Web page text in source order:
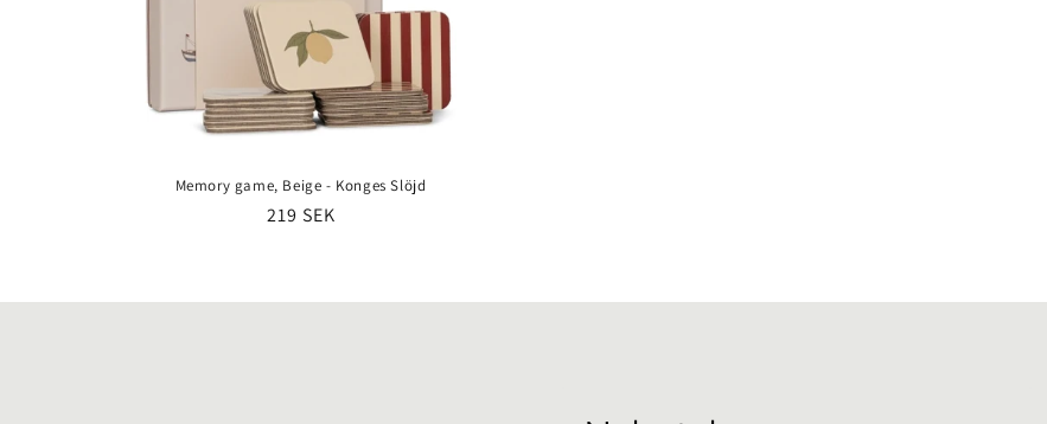
Memory game, Beige - Konges Slöjd
Ordinarie
219 SEK